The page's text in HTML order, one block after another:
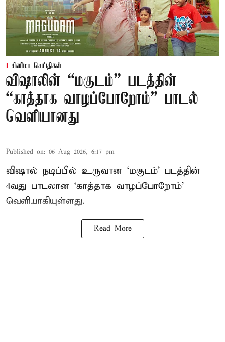
சினிமா செய்திகள்
விஷாலின் “மகுடம்” படத்தின்
“காத்தாக வாழப்போறோம்” பாடல்
வெளியானது
Published on: 06 Aug 2026, 6:17 pm
விஷால் நடிப்பில் உருவான ‘மகுடம்’ படத்தின்
4வது பாடலான ‘காத்தாக வாழப்போறோம்’
வெளியாகியுள்ளது.
Read More